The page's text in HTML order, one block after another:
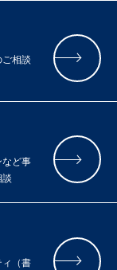
相談
など事
ィ（書